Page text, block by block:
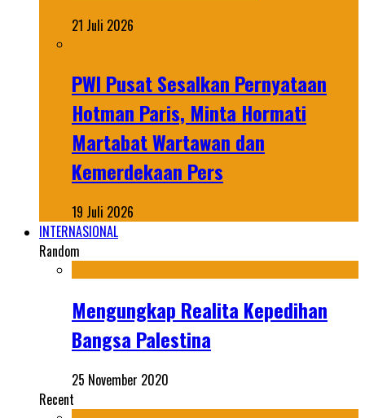
21 Juli 2026
PWI Pusat Sesalkan Pernyataan
Hotman Paris, Minta Hormati
Martabat Wartawan dan
Kemerdekaan Pers
19 Juli 2026
INTERNASIONAL
Random
Mengungkap Realita Kepedihan
Bangsa Palestina
25 November 2020
Recent